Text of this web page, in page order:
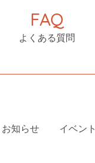
FAQ
よくある質問
お知らせ イベント